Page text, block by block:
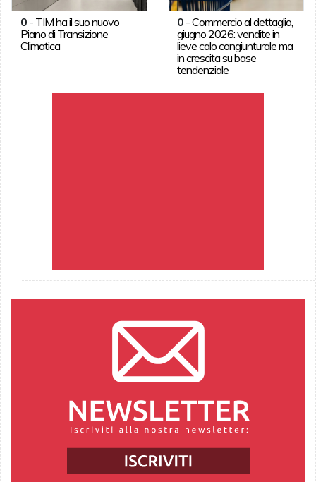
0- TIM ha il suo nuovo
Piano di Transizione
Climatica
0 -Commercio al dettaglio,
giugno 2026: vendite in
lieve calo congiunturale ma
in crescita su base
tendenziale